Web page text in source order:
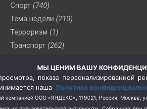
Спорт (740)
Тема недели (210)
Терроризм (1)
Транспорт (262)
(76)
Цены (2)
Школа и спорт (2)
МЫ ЦЕНИМ ВАШУ
показа персонализированной
наша Политика
компанией ООО «ЯНДЕКС», 119021, Россия,